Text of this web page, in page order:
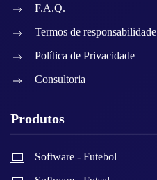
F.A.Q.
Termos de responsabilidade
Política de Privacidade
Consultoria
Produtos
Software - Futebol